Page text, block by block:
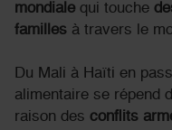
mondiale qui touche
familles à travers le
Du Mali à Haïti en
alimentaire se répend
raison des conflits